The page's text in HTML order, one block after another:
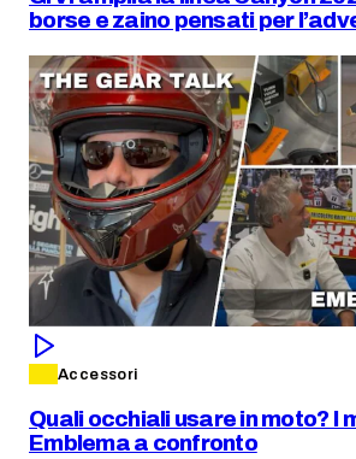
borse e zaino pensati per
Accessori
Quali occhiali usare in moto? I
Emblema a confronto